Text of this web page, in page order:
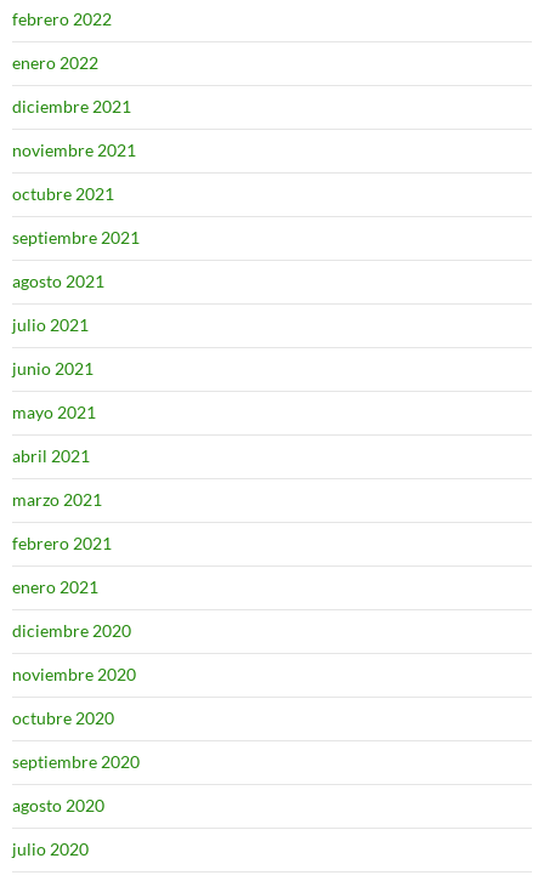
febrero 2022
enero 2022
diciembre 2021
noviembre 2021
octubre 2021
septiembre 2021
agosto 2021
julio 2021
junio 2021
mayo 2021
abril 2021
marzo 2021
febrero 2021
enero 2021
diciembre 2020
noviembre 2020
octubre 2020
septiembre 2020
agosto 2020
julio 2020